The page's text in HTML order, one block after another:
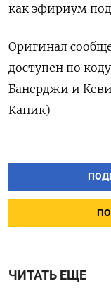
как эфириум
Оригинал
доступен по
Банерджи и
Каник)
ЧИТАТЬ ЕЩЕ